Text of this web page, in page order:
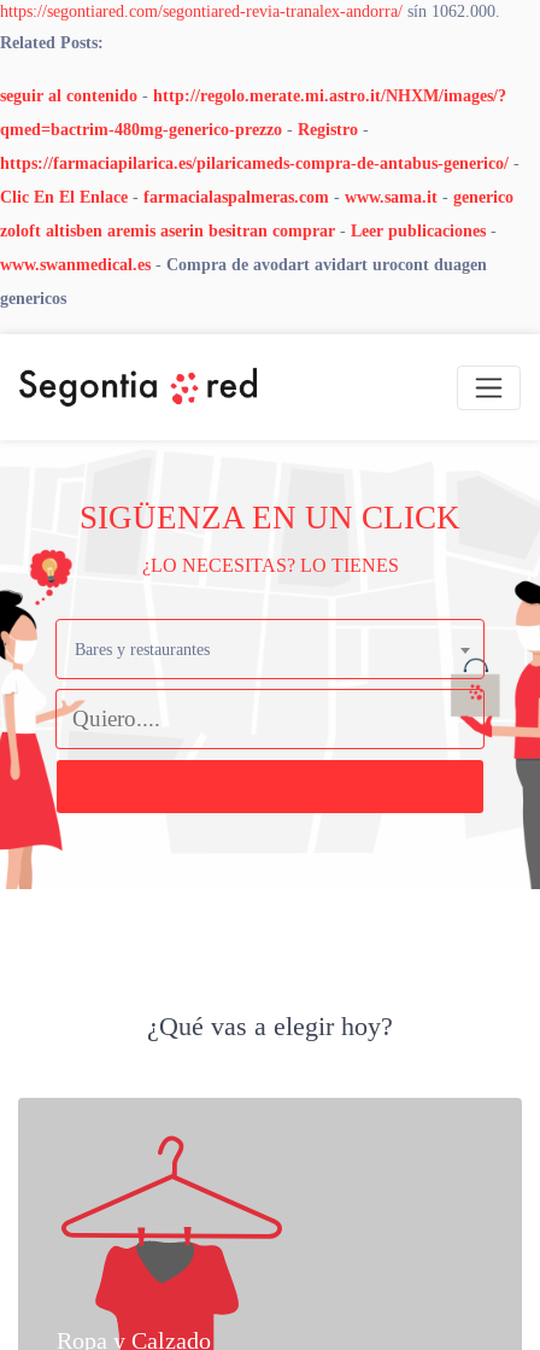
https://segontiared.com/segontiared-revia-tranalex-andorra/ sín 1062.000.
Related Posts:
seguir al contenido - http://regolo.merate.mi.astro.it/NHXM/images/?
qmed=bactrim-480mg-generico-prezzo - Registro -
https://farmaciapilarica.es/pilaricameds-compra-de-antabus-generico/ -
Clic En El Enlace - farmacialaspalmeras.com - www.sama.it - generico
zoloft altisben aremis aserin besitran comprar - Leer publicaciones -
www.swanmedical.es - Compra de avodart avidart urocont duagen
genericos
SIGÜENZA EN UN CLICK
¿LO NECESITAS? LO TIENES
Bares y restaurantes
¿Qué vas a elegir hoy?
Ropa y Calzado